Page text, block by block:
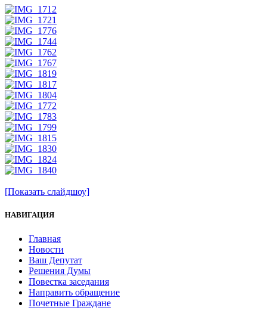
[Показать слайдшоу]
НАВИГАЦИЯ
Главная
Новости
Ваш Депутат
Решения Думы
Повестка заседания
Направить обращение
Почетные Граждане